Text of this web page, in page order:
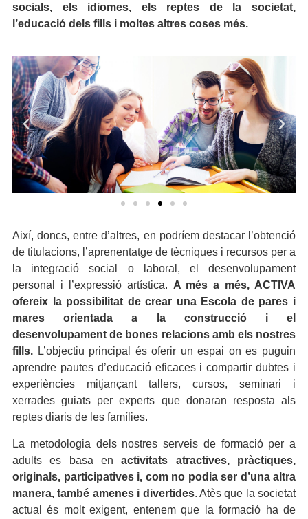
socials, els idiomes, els reptes de la societat,
l’educació dels fills i moltes altres coses més.
Així, doncs, entre d’altres, en podríem destacar l’obtenció
de titulacions, l’aprenentatge de tècniques i recursos per a
la integració social o laboral, el desenvolupament
personal i l’expressió artística. A més a més, ACTIVA
ofereix la possibilitat de crear una Escola de pares i
mares orientada a la construcció i el
desenvolupament de bones relacions amb els nostres
fills. L’objectiu principal és oferir un espai on es puguin
aprendre pautes d’educació eficaces i compartir dubtes i
experiències mitjançant tallers, cursos, seminari i
xerrades guiats per experts que donaran resposta als
reptes diaris de les famílies.
La metodologia dels nostres serveis de formació per a
adults es basa enactivitats atractives, pràctiques,
originals, participatives i, com no podia ser d’una altra
manera, també amenes i divertides. Atès que la societat
actual és molt exigent, entenem que la formació ha de